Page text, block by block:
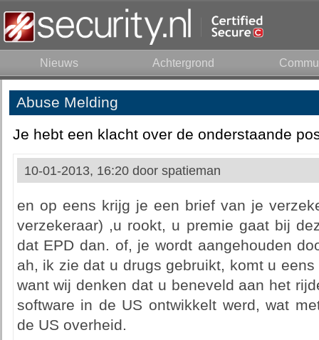
Nieuws Achtergrond
Abuse Melding
Je hebt een klacht over de onderstaande
10-01-2013, 16:20 door spatieman
en op eens krijg je een brief van je
verzekeraar) ,u rookt, u premie gaat bij
dat EPD dan. of, je wordt aangehouden
ah, ik zie dat u drugs gebruikt, komt u
want wij denken dat u beneveld aan het
software in de US ontwikkelt werd, wat
de US overheid.